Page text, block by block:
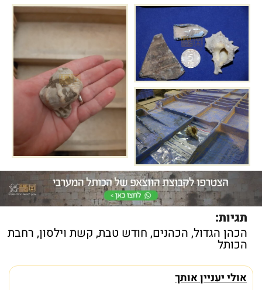
תגיות:
הכהן הגדול, הכהנים, חודש טבת, קשת וילסון, רחבת
הכותל
אולי יעניין אותך